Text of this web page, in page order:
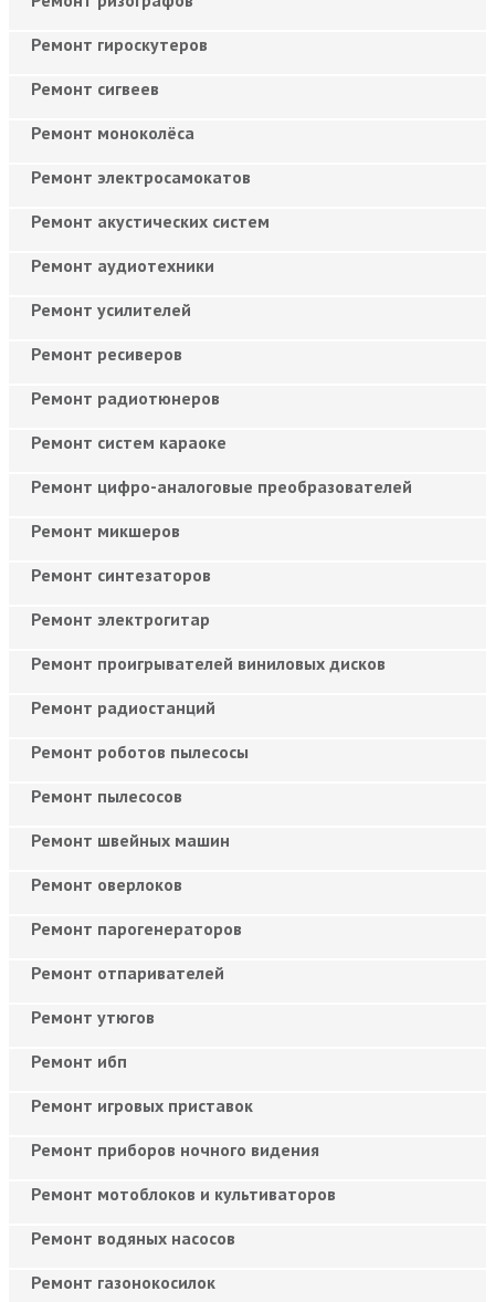
Ремонт гироскутеров
Ремонт сигвеев
Ремонт моноколёса
Ремонт электросамокатов
Ремонт акустических систем
Ремонт аудиотехники
Ремонт усилителей
Ремонт ресиверов
Ремонт радиотюнеров
Ремонт систем караоке
Ремонт цифро-аналоговые преобразователей
Ремонт микшеров
Ремонт синтезаторов
Ремонт электрогитар
Ремонт проигрывателей виниловых дисков
Ремонт радиостанций
Ремонт роботов пылесосы
Ремонт пылесосов
Ремонт швейных машин
Ремонт оверлоков
Ремонт парогенераторов
Ремонт отпаривателей
Ремонт утюгов
Ремонт ибп
Ремонт игровых приставок
Ремонт приборов ночного видения
Ремонт мотоблоков и культиваторов
Ремонт водяных насосов
Ремонт газонокосилок